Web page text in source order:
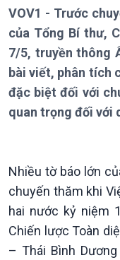
Giới thiệu
VOV1 - Trước
của Tổng Bí thư,
7/5, truyền thông
bài viết, phân tích
đặc biệt đối với
quan trọng đối với
Nhiều tờ báo lớn
chuyến thăm khi
hai nước kỷ niệm
Chiến lược Toàn
– Thái Bình